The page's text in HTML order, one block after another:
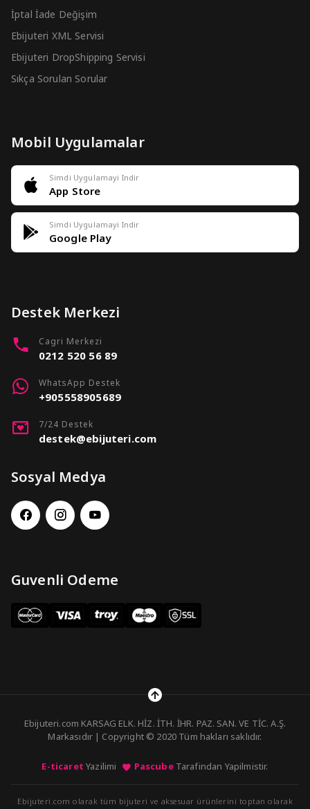
İptal İade Değişim
Ebijuteri XML Servisi
Ebijuteri DropShipping Servisi
Sıkça Sorulan Sorular
Mobil Uygulamalar
Simdi Uygulamayi Indir
App Store
Simdi Uygulamayi Indir
Google Play
Destek Merkezi
Cagri Merkezi
0212 520 56 89
WhatsApp Destek
+905558905689
7/24 Destek
destek@ebijuteri.com
Sosyal Medya
Guvenli Odeme
Ebijuteri.com KARSAG ELK. HİZ. İTH. İHR. PAZ. SAN. VE TİC. A.Ş.
Markasıdır | Copyright © 2020 Tüm hakları saklıdır.
E-ticaret Yazilimi PascubeTarafindan Yapilmistir.
Ebijuteri.com olarak tüm bijuteri ve aksesuar ürünlerini toptan olarak